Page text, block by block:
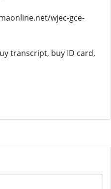
wjec-gce-
transcript, buy ID card,